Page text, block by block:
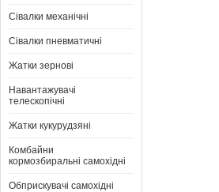
Сівалки механічні
Сівалки пневматичні
Жатки зернові
Навантажувачі
телескопічні
Жатки кукурудзяні
Комбайни
кормозбиральні самохідні
Обприскувачі самохідні